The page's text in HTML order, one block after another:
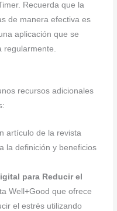
Recuerda que la
de manera efectiva es
aplicación que se
regularmente.
recursos adicionales
artículo de la revista
la definición y beneficios
para Reducir el
Well+Good que ofrece
el estrés utilizando